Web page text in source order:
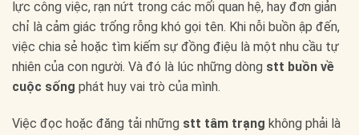
lực công việc, rạn nứt trong các mối quan hệ, hay đơn giản
chỉ là cảm giác trống rỗng khó gọi tên. Khi nỗi buồn ập đến,
việc chia sẻ hoặc tìm kiếm sự đồng điệu là một nhu cầu tự
nhiên của con người. Và đó là lúc những dòng stt buồn về
cuộc sống phát huy vai trò của mình.
Việc đọc hoặc đăng tải những stt tâm trạng không phải là